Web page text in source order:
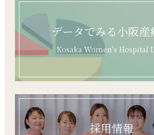
データでみる小阪産
Kosaka Women's Hospital
採用情報